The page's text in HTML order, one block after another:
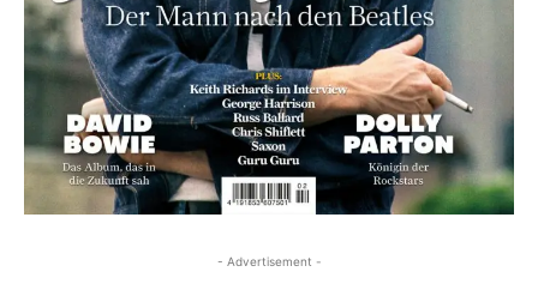
- Advertisement -